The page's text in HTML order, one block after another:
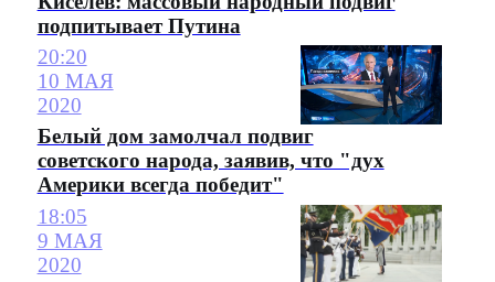
подпитывает Путина
20:20
10 МАЯ
2020
Белый дом замолчал подвиг
советского народа, заявив, что "дух
Америки всегда победит"
18:05
9 МАЯ
2020